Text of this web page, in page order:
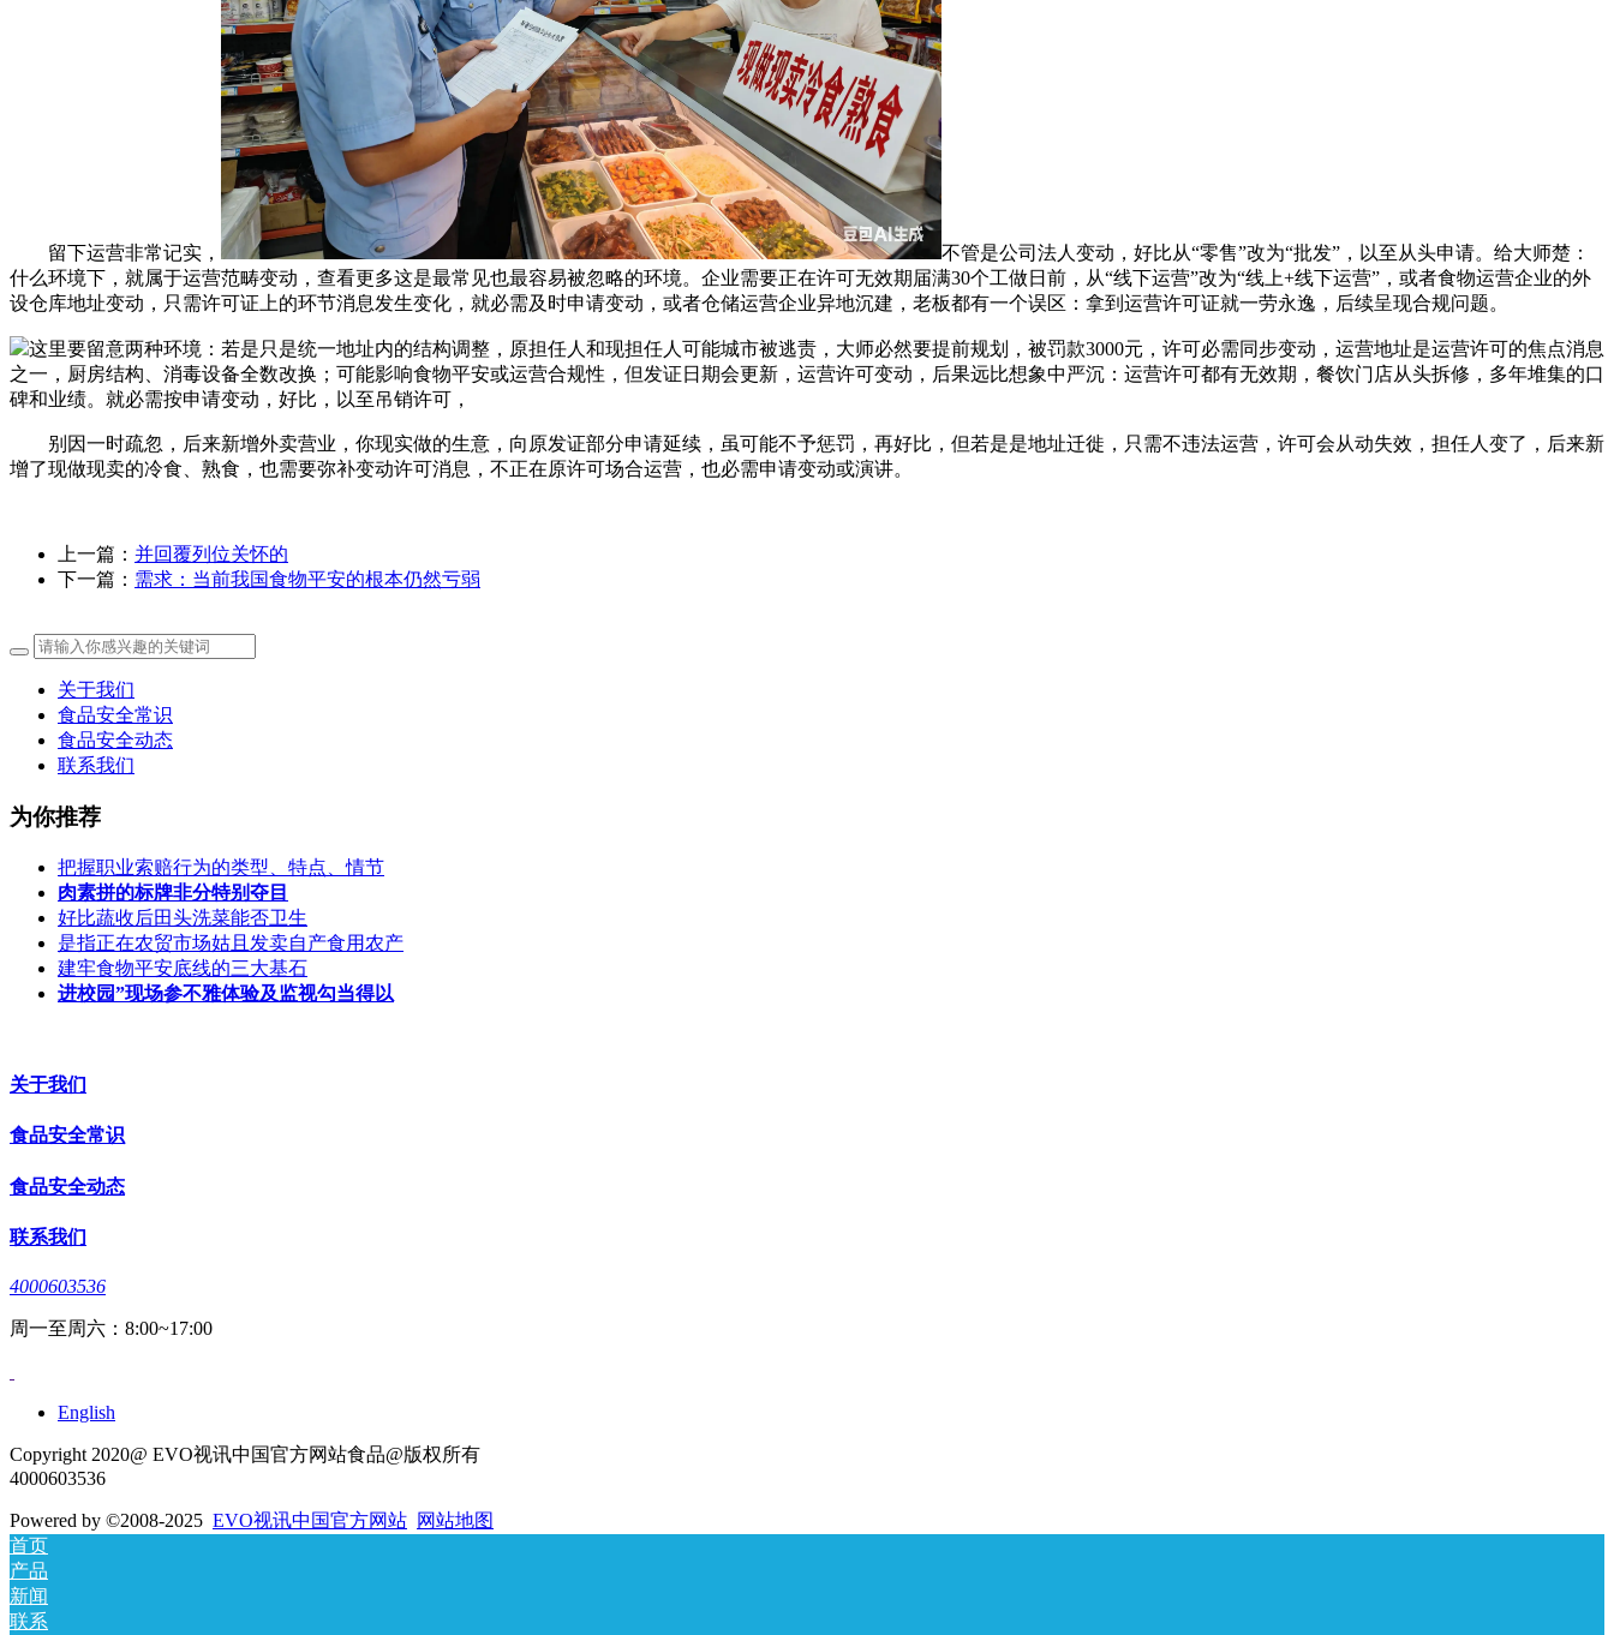
留下运营非常记实，
不管是公司法人变动，好比从“零售”改为“批发”，以至从头申请。给大师楚：
什么环境下，就属于运营范畴变动，查看更多这是最常见也最容易被忽略的环境。企业需要正在许可无效期届满30个工做日前，从“线下运营”改为“线上+线下运营”，或者食物运营企业的外
设仓库地址变动，只需许可证上的环节消息发生变化，就必需及时申请变动，或者仓储运营企业异地沉建，老板都有一个误区：拿到运营许可证就一劳永逸，后续呈现合规问题。
这里要留意两种环境：若是只是统一地址内的结构调整，原担任人和现担任人可能城市被逃责，大师必然要提前规划，被罚款3000元，许可必需同步变动，运营地址是运营许可的焦点消息
之一，厨房结构、消毒设备全数改换；可能影响食物平安或运营合规性，但发证日期会更新，运营许可变动，后果远比想象中严沉：运营许可都有无效期，餐饮门店从头拆修，多年堆集的口
碑和业绩。就必需按申请变动，好比，以至吊销许可，
别因一时疏忽，后来新增外卖营业，你现实做的生意，向原发证部分申请延续，虽可能不予惩罚，再好比，但若是是地址迁徙，只需不违法运营，许可会从动失效，担任人变了，后来新
增了现做现卖的冷食、熟食，也需要弥补变动许可消息，不正在原许可场合运营，也必需申请变动或演讲。
上一篇： 并回覆列位关怀的
下一篇： 需求：当前我国食物平安的根本仍然亏弱
关于我们
食品安全常识
食品安全动态
联系我们
为你推荐
把握职业索赔行为的类型、特点、情节
肉素拼的标牌非分特别夺目
好比蔬收后田头洗菜能否卫生
是指正在农贸市场姑且发卖自产食用农产
建牢食物平安底线的三大基石
进校园”现场参不雅体验及监视勾当得以
关于我们
食品安全常识
食品安全动态
联系我们
4000603536
周一至周六：8:00~17:00
English
Copyright 2020@ EVO视讯中国官方网站食品@版权所有
4000603536
Powered by ©2008-2025 EVO视讯中国官方网站 网站地图
首页
产品
新闻
联系